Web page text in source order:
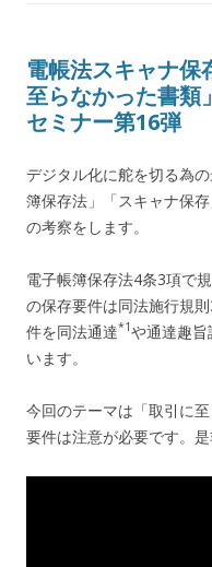
電帳法スキャナ保
至らなかった書
セミナー第16弾
デジタル化に舵を切る為
簿保存法」「スキャナ保
の考察をします。
電子帳簿保存法4条3項で
の保存要件は同法施行規
件を同法通達*1や通達趣
います。
今回のテーマは「取引に
要件は注意が必要です。